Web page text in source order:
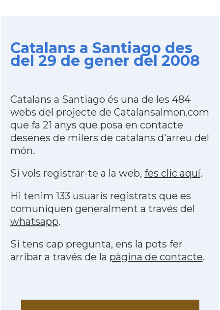
Catalans a Santiago des
del 29 de gener del 2008
Catalans a Santiago és una de les 484
webs del projecte de Catalansalmon.com
que fa 21 anys que posa en contacte
desenes de milers de catalans d'arreu del
món.
Si vols registrar-te a la web, fes clic aquí.
Hi tenim 133 usuaris registrats que es
comuniquen generalment a través del
whatsapp.
Si tens cap pregunta, ens la pots fer
arribar a través de la pàgina de contacte.